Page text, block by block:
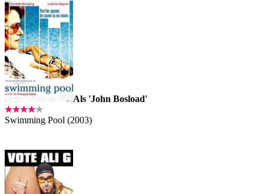
Als 'John Bosload'
Swimming Pool (2003)